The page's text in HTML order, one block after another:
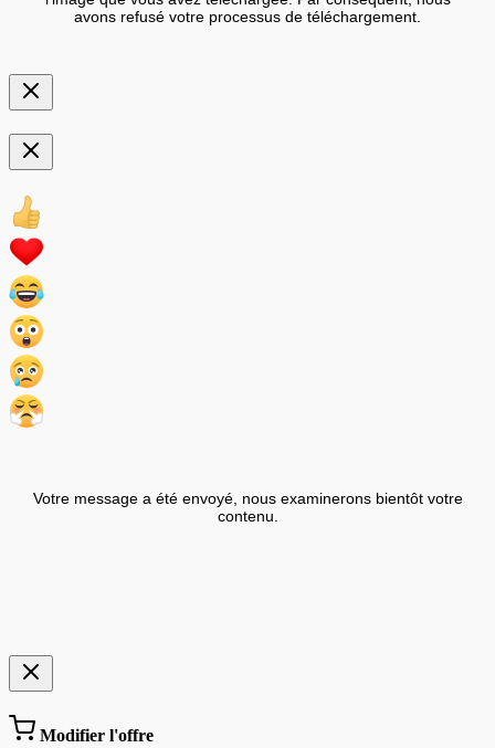
avons refusé votre processus de téléchargement.
Votre message a été envoyé, nous examinerons bientôt votre
contenu.
Modifier l'offre